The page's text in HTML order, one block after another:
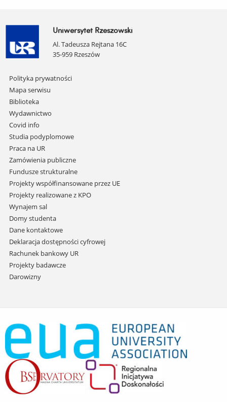
Uniwersytet Rzeszowski
Al. Tadeusza Rejtana 16C
35-959 Rzeszów
Pomiń
nawigację
i
przejdź
do
treści
Polityka prywatności
Mapa serwisu
Biblioteka
Wydawnictwo
Covid info
Studia podyplomowe
Praca na UR
Zamówienia publiczne
Fundusze strukturalne
Projekty współfinansowane przez UE
Projekty realizowane z KPO
Wynajem sal
Domy studenta
Dane kontaktowe
Deklaracja dostępności cyfrowej
Rachunek bankowy UR
Projekty badawcze
Darowizny